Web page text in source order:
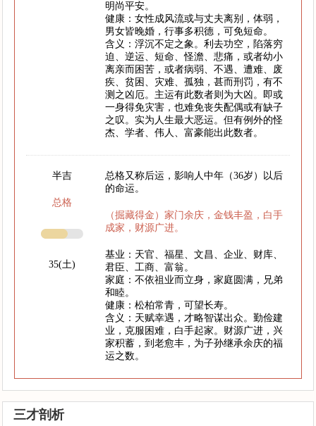
明尚平安。
健康：女性成风流或与丈夫离别，体弱，
男女皆晚婚，行事多积德，可免短命。
含义：浮沉不定之象。利去功空，陷落穷
迫、逆运、短命、怪澹、悲痛，或者幼小
离亲而困苦，或者病弱、不遇、遭难、废
疾、贫困、灾难、孤独，甚而刑罚，有不
测之凶厄。主运有此数者则为大凶。即或
一身得免灾害，也难免丧失配偶或有缺子
之叹。实为人生最大恶运。但有例外的怪
杰、学者、伟人、富豪能出此数者。
半吉
总格
35(土)
总格又称后运，影响人中年（36岁）以后
的命运。
（掘藏得金）家门余庆，金钱丰盈，白手
成家，财源广进。
基业：天官、福星、文昌、企业、财库、
君臣、工商、富翁。
家庭：不依祖业而立身，家庭圆满，兄弟
和睦。
健康：松柏常青，可望长寿。
含义：天赋幸遇，才略智谋出众。勤俭建
业，克服困难，白手起家。财源广进，兴
家积蓄，到老愈丰，为子孙继承余庆的福
运之数。
三才剖析